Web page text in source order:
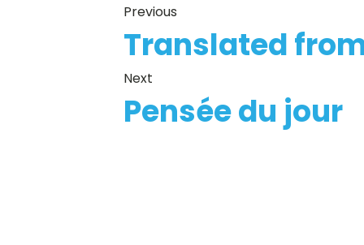
Previous
Translated
Next
Pensée du jour